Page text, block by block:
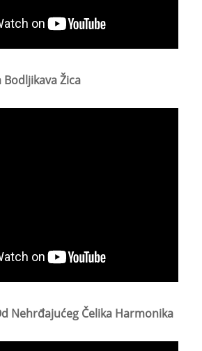
Žica
Nehrđajućeg Čelika Harmonika